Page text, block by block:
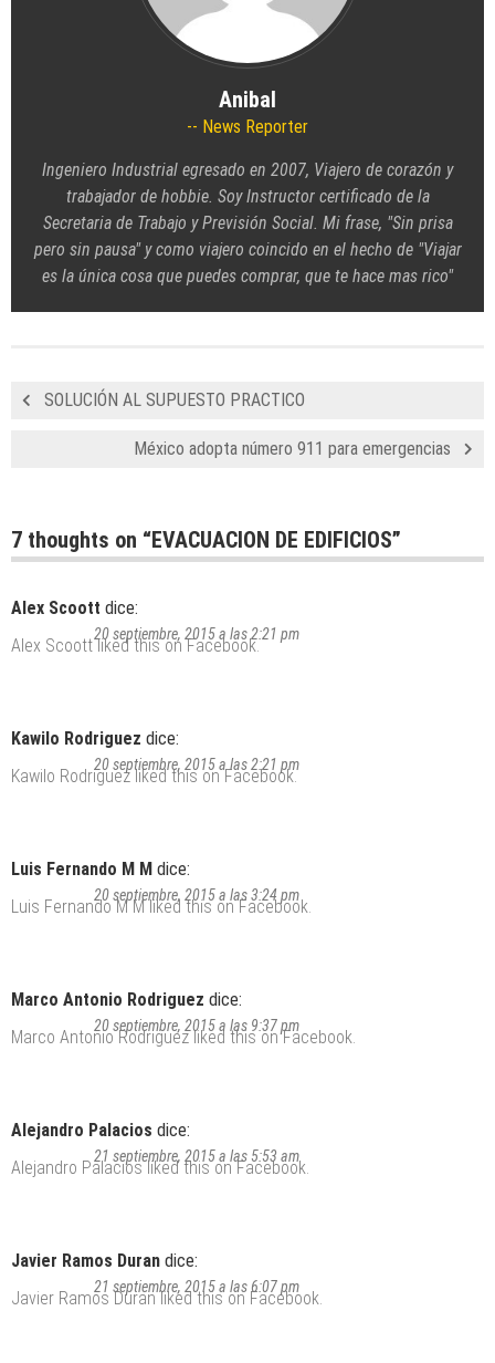
Anibal
News Reporter
Ingeniero Industrial egresado en 2007, Viajero de corazón y
trabajador de hobbie. Soy Instructor certificado de la
Secretaria de Trabajo y Previsión Social. Mi frase, "Sin prisa
pero sin pausa" y como viajero coincido en el hecho de "Viajar
es la única cosa que puedes comprar, que te hace mas rico"
SOLUCIÓN AL SUPUESTO PRACTICO
México adopta número 911 para emergencias
7 thoughts on “EVACUACION DE EDIFICIOS”
Alex Scoott dice:
20 septiembre, 2015 a las 2:21 pm
Alex Scoottliked this on Facebook.
Kawilo Rodriguez dice:
20 septiembre, 2015 a las 2:21 pm
Kawilo Rodriguezliked this on Facebook.
Luis Fernando M M dice:
20 septiembre, 2015 a las 3:24 pm
Luis Fernando M Mliked this on Facebook.
Marco Antonio Rodriguez dice:
20 septiembre, 2015 a las 9:37 pm
Marco Antonio Rodriguezliked this on Facebook.
Alejandro Palacios dice:
21 septiembre, 2015 a las 5:53 am
Alejandro Palaciosliked this on Facebook.
Javier Ramos Duran dice:
21 septiembre, 2015 a las 6:07 pm
Javier Ramos Duranliked this on Facebook.